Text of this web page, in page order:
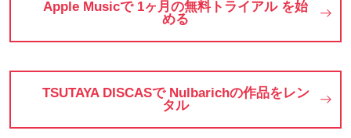
Apple Musicで 1ヶ月の無料トライアル を始
める
TSUTAYA DISCASで Nulbarichの作品をレン
タル